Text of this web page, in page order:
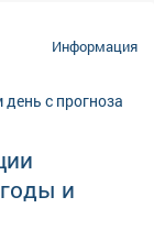
опасно,
рискует
Информация
и